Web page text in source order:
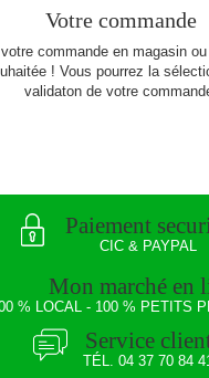
Votre commande
votre commande en magasin
! Vous pourrez la
validaton de votre
Paiement
CIC & PAYPAL
Mon marché en
% LOCAL - 100 % PETITS
Service
TÉL. 04 37 70 84